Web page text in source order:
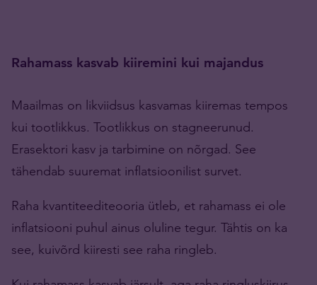
Rahamass kasvab kiiremini kui majandus
Maailmas on likviidsus kasvamas kiiremas tempos
kui tootlikkus. Tootlikkus on stagneerunud.
Erasektori kasv ja tarbimine on nõrgad. See
tähendab suuremat inflatsioonilist survet.
Raha kvantiteediteooria ütleb, et rahamass ei ole
inflatsiooni puhul ainus oluline tegur. Tähtis on ka
see, kuivõrd kiiresti see raha ringleb.